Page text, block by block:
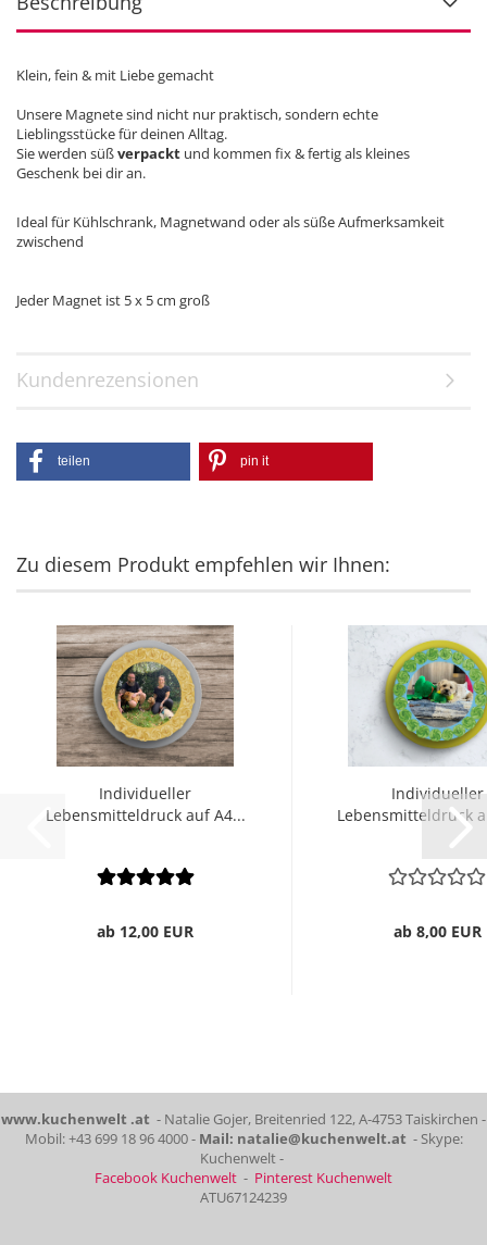
Klein, fein & mit Liebe gemacht
Unsere Magnete sind nicht nur praktisch, sondern echte
Lieblingsstücke für deinen Alltag.
Sie werden süßverpackt und kommen fix & fertig als kleines
Geschenk bei dir an.
Ideal für Kühlschrank, Magnetwand oder als süße Aufmerksamkeit
zwischend
Jeder Magnet ist 5 x 5 cm groß
Kundenrezensionen
teilen pin it
Zu diesem Produkt empfehlen wir Ihnen:
Individueller
Lebensmitteldruck auf A4...
ab 12,00 EUR
Individueller
Lebensmitteldruck
ab 8,00 EUR
www.kuchenwelt .at - Natalie Gojer, Breitenried 122, A-4753 Taiskirchen -
Mobil: +43 699 18 96 4000 - Mail: natalie@kuchenwelt.at - Skype:
Kuchenwelt -
Facebook Kuchenwelt - Pinterest Kuchenwelt
ATU67124239